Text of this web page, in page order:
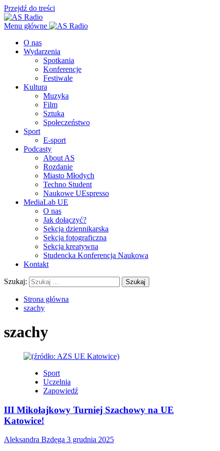
Przejdź do treści
Menu główne
O nas
Wydarzenia
Spotkania
Konferencje
Festiwale
Kultura
Muzyka
Film
Sztuka
Społeczeństwo
Sport
E-sport
Podcasty
About AS
Rozdanie
Miasto Młodych
Techno Student
Naukowe UEspresso
MediaLab UE
O nas
Jak dołączyć?
Sekcja dziennikarska
Sekcja fotograficzna
Sekcja kreatywna
Studencka Konferencja Naukowa
Kontakt
Szukaj:
Strona główna
szachy
szachy
Sport
Uczelnia
Zapowiedź
III Mikołajkowy Turniej Szachowy na UE
Katowice!
Aleksandra Bzdęga 3 grudnia 2025